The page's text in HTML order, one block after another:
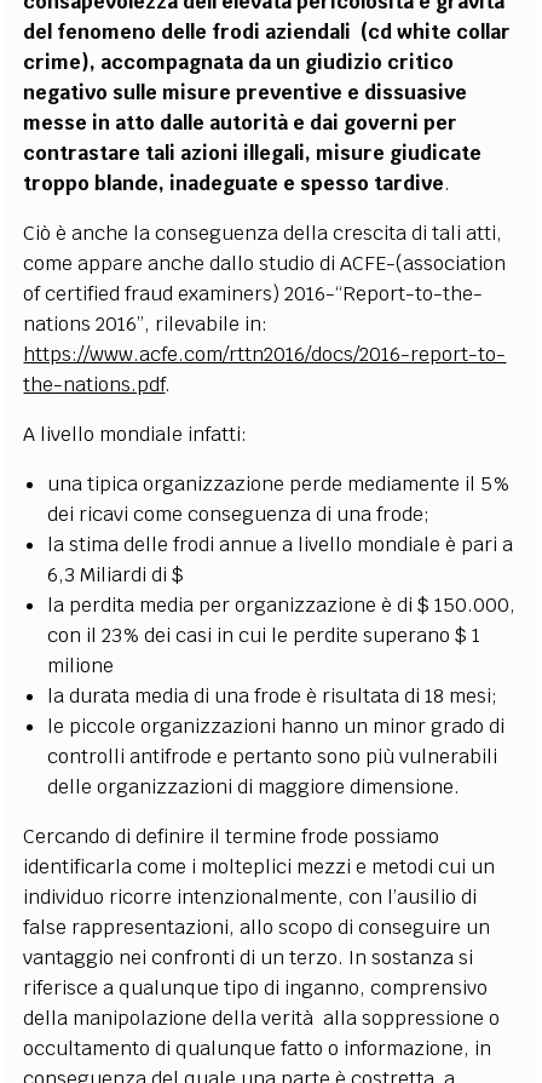
del fenomeno delle frodi aziendali (cd white collar
crime), accompagnata da un giudizio critico
negativo sulle misure preventive e dissuasive
messe in atto dalle autorità e dai governi per
contrastare tali azioni illegali, misure giudicate
troppo blande, inadeguate e spesso tardive.
Ciò è anche la conseguenza della crescita di tali atti,
come appare anche dallo studio di ACFE-(association
of certified fraud examiners) 2016-“Report-to-the-
nations 2016”, rilevabile in:
https://www.acfe.com/rttn2016/docs/2016-report-to-
the-nations.pdf.
A livello mondiale infatti:
una tipica organizzazione perde mediamente il 5%
dei ricavi come conseguenza di una frode;
la stima delle frodi annue a livello mondiale è pari a
6,3 Miliardi di $
la perdita media per organizzazione è di $ 150.000,
con il 23% dei casi in cui le perdite superano $ 1
milione
la durata media di una frode è risultata di 18 mesi;
le piccole organizzazioni hanno un minor grado di
controlli antifrode e pertanto sono più vulnerabili
delle organizzazioni di maggiore dimensione.
Cercando di definire il termine frode possiamo
identificarla come i molteplici mezzi e metodi cui un
individuo ricorre intenzionalmente, con l’ausilio di
false rappresentazioni, allo scopo di conseguire un
vantaggio nei confronti di un terzo. In sostanza si
riferisce a qualunque tipo di inganno, comprensivo
della manipolazione della verità alla soppressione o
occultamento di qualunque fatto o informazione, in